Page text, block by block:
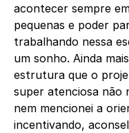
acontecer sempre
pequenas e poder
trabalhando nessa
um sonho. Ainda
estrutura que o
super atenciosa não
nem mencionei a
incentivando,